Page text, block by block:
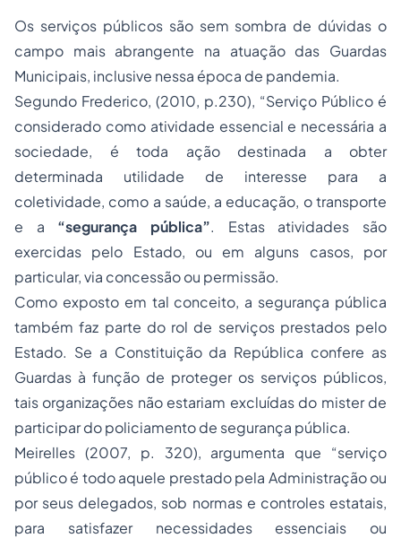
Os serviços públicos são sem sombra de dúvidas o
campo mais abrangente na atuação das Guardas
Municipais, inclusive nessa época de pandemia.
Segundo Frederico, (2010, p.230), “Serviço Público é
considerado como atividade essencial e necessária a
sociedade, é toda ação destinada a obter
determinada utilidade de interesse para a
coletividade, como a saúde, a educação, o transporte
e a “segurança pública”. Estas atividades são
exercidas pelo Estado, ou em alguns casos, por
particular, via concessão ou permissão.
Como exposto em tal conceito, a segurança pública
também faz parte do rol de serviços prestados pelo
Estado. Se a Constituição da República confere as
Guardas à função de proteger os serviços públicos,
tais organizações não estariam excluídas do mister de
participar do policiamento de segurança pública.
Meirelles (2007, p. 320), argumenta que “serviço
público é todo aquele prestado pela Administração ou
por seus delegados, sob normas e controles estatais,
para satisfazer necessidades essenciais ou